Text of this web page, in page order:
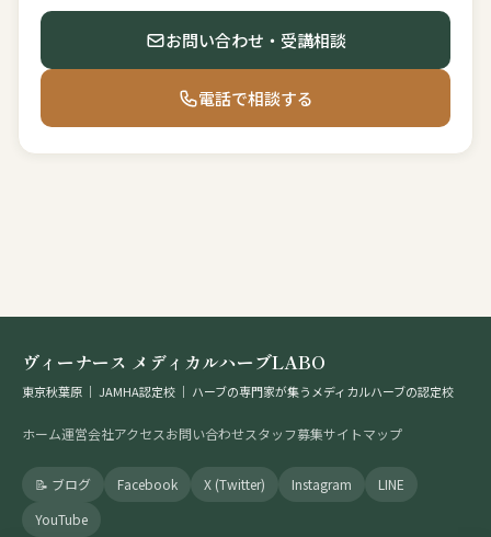
お問い合わせ・受講相談
電話で相談する
ヴィーナース メディカルハーブLABO
東京秋葉原 ｜ JAMHA認定校 ｜ ハーブの専門家が集うメディカルハーブの認定校
ホーム運営会社アクセスお問い合わせスタッフ募集サイトマップ
📝 ブログ Facebook X (Twitter) Instagram
LINE
YouTube